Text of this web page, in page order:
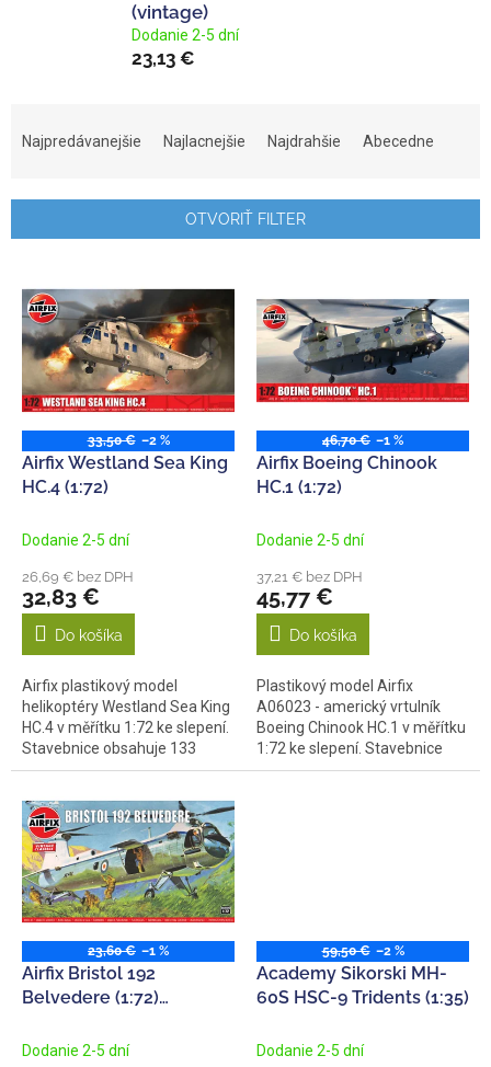
(vintage)
Dodanie 2-5 dní
23,13 €
i
p
o
d
u
o
Najpredávanejšie Najlacnejšie Najdrahšie Abecedne
OTVORIŤ FILTER
p
p
d
33,50 € –2 %
Airfix Westland Sea King
HC.4 (1:72)
Dodanie 2-5 dní
26,69 € bez DPH
32,83 €
Do košíka
Airfix plastikový model
helikoptéry Westland Sea King
HC.4 v měřítku 1:72 ke slepení.
Stavebnice obsahuje 133
dílků,...
46,70 € –1 %
Airfix Boeing Chinook
HC.1 (1:72)
Dodanie 2-5 dní
37,21 € bez DPH
45,77 €
Do košíka
Plastikový model Airfix
A06023 - americký vrtulník
Boeing Chinook HC.1 v měřítku
1:72 ke slepení. Stavebnice
obsahuje...
23,60 € –1 %
Airfix Bristol 192
Belvedere (1:72)
Dodanie 2-5 dní
59,50 € –2 %
Academy Sikorski MH-
60S HSC-9 Tridents (1:35)
Dodanie 2-5 dní